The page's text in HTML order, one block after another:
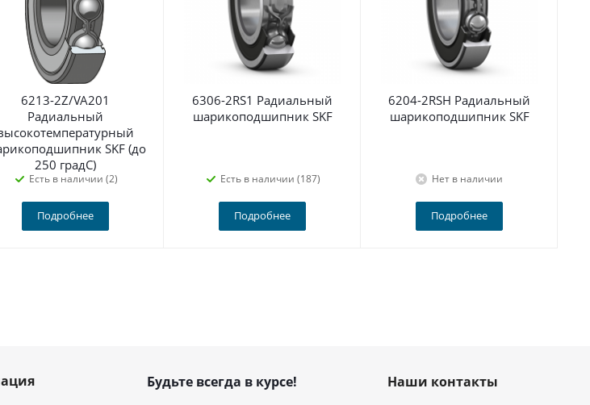
6213-2Z/VA201
Радиальный
SKF (до
250 градС)
Есть в наличии (2)
Подробнее
6306-2RS1 Радиальный
шарикоподшипник SKF
Есть в наличии (187)
Подробнее
6204-2RSH Радиальный
шарикоподшипник SKF
Нет в наличии
Подробнее
Будьте всегда в курсе! Наши контакты